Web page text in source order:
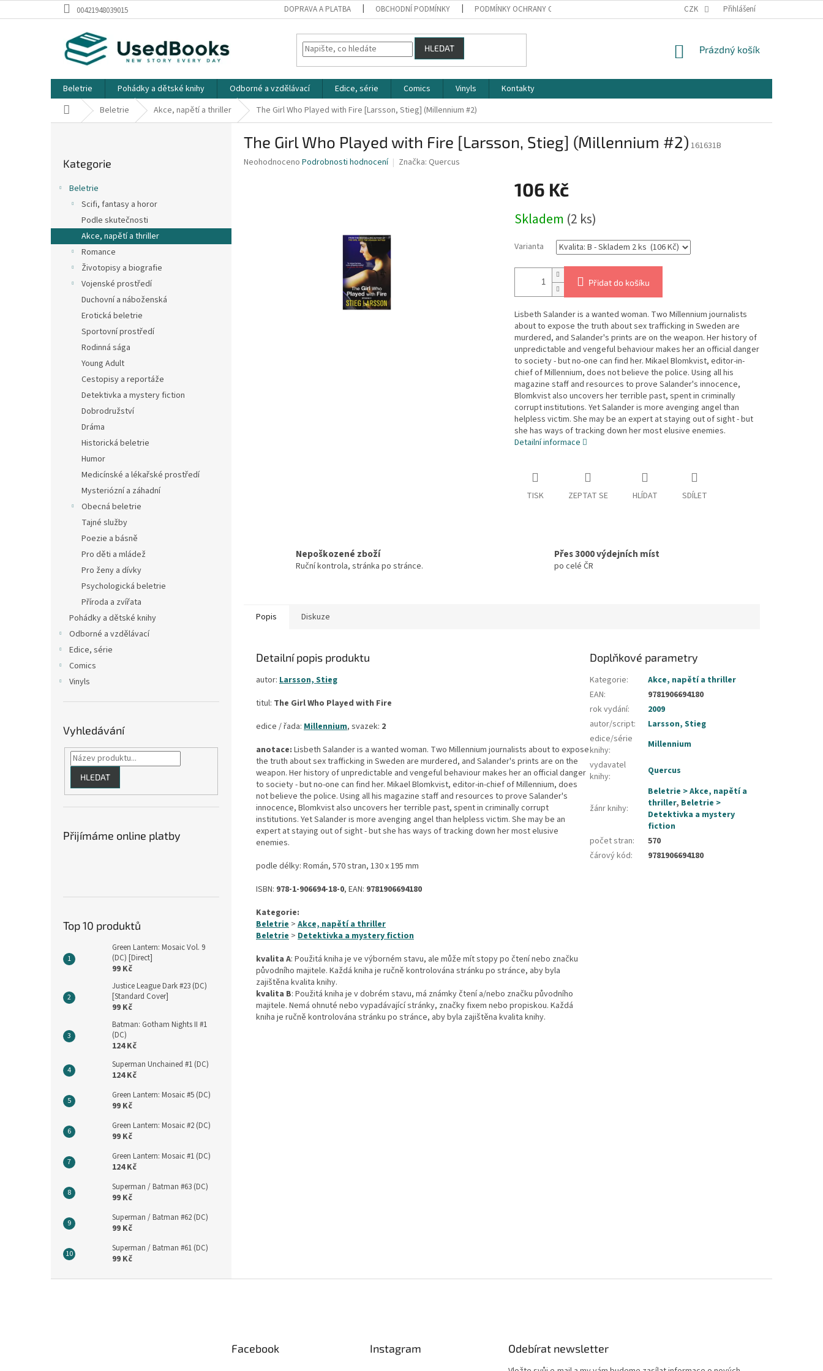
na
00421948039015 DOPRAVA A PLATBA OBCHODNÍ PODMÍNKY PODMÍNKY OCHRANY OSOBNÍCH ÚDAJŮ CZK Přihlášení
HLEDAT
NÁKUPNÍ
Prázdný košík
Beletrie Pohádky a dětské knihy Odborné a vzdělávací Edice, série Comics Vinyls
Kontakty
Domů Beletrie Akce, napětí a thriller The Girl Who Played with Fire [Larsson, Stieg] (Millennium #2)
kategorie
Kategorie
Beletrie
Scifi, fantasy a horor
Podle skutečnosti
Akce, napětí a thriller
Romance
Životopisy a biografie
Vojenské prostředí
Duchovní a náboženská
Erotická beletrie
Sportovní prostředí
Rodinná sága
Young Adult
Cestopisy a reportáže
Detektivka a mystery fiction
Dobrodružství
Dráma
Historická beletrie
Humor
Medicínské a lékařské prostředí
Mysteriózní a záhadní
Obecná beletrie
Tajné služby
Poezie a básně
Pro děti a mládež
Pro ženy a dívky
Psychologická beletrie
Příroda a zvířata
Pohádky a dětské knihy
Odborné a vzdělávací
Edice, série
Comics
Vinyls
Vyhledávání
HLEDAT
Přijímáme online platby
Top 10 produktů
Green Lantern: Mosaic Vol. 9
(DC) [Direct]
99 Kč
Justice League Dark #23 (DC)
[Standard Cover]
99 Kč
Batman: Gotham Nights II #1
(DC)
124 Kč
Superman Unchained #1 (DC)
124 Kč
Green Lantern: Mosaic #5 (DC)
99 Kč
Green Lantern: Mosaic #2 (DC)
99 Kč
Green Lantern: Mosaic #1 (DC)
124 Kč
Superman / Batman #63 (DC)
99 Kč
Superman / Batman #62 (DC)
99 Kč
Superman / Batman #61 (DC)
99 Kč
The Girl Who Played with Fire [Larsson, Stieg] (Millennium #2) 161631B
Průměrné
Neohodnoceno Podrobnosti hodnocení Značka: Quercus
106 Kč
cena:
Skladem (2 ks)
Varianta
Přidat do košíku
Lisbeth Salander is a wanted woman. Two Millennium journalists
about to expose the truth about sex trafficking in Sweden are
murdered, and Salander's prints are on the weapon. Her history of
unpredictable and vengeful behaviour makes her an official danger
to society - but no-one can find her. Mikael Blomkvist, editor-in-
chief of Millennium, does not believe the police. Using all his
magazine staff and resources to prove Salander's innocence,
Blomkvist also uncovers her terrible past, spent in criminally
corrupt institutions. Yet Salander is more avenging angel than
helpless victim. She may be an expert at staying out of sight - but
she has ways of tracking down her most elusive enemies.
Detailní informace
TISK ZEPTAT SE HLÍDAT SDÍLET
Nepoškozené zboží
Ruční kontrola, stránka po stránce.
Přes 3000 výdejních míst
po celé ČR
Popis Diskuze
Detailní popis produktu
autor: Larsson, Stieg
titul: The Girl Who Played with Fire
edice / řada: Millennium, svazek: 2
anotace: Lisbeth Salander is a wanted woman. Two Millennium journalists about to expose
the truth about sex trafficking in Sweden are murdered, and Salander's prints are on the
weapon. Her history of unpredictable and vengeful behaviour makes her an official danger
to society - but no-one can find her. Mikael Blomkvist, editor-in-chief of Millennium, does
not believe the police. Using all his magazine staff and resources to prove Salander's
innocence, Blomkvist also uncovers her terrible past, spent in criminally corrupt
institutions. Yet Salander is more avenging angel than helpless victim. She may be an
expert at staying out of sight - but she has ways of tracking down her most elusive
enemies.
podle délky: Román, 570 stran, 130 x 195 mm
ISBN: 978-1-906694-18-0, EAN: 9781906694180
Kategorie:
Beletrie > Akce, napětí a thriller
Beletrie > Detektivka a mystery fiction
kvalita A: Použitá kniha je ve výborném stavu, ale může mít stopy po čtení nebo značku
původního majitele. Každá kniha je ručně kontrolována stránku po stránce, aby byla
zajištěna kvalita knihy.
kvalita B: Použitá kniha je v dobrém stavu, má známky čtení a/nebo značku původního
majitele. Nemá ohnuté nebo vypadávající stránky, značky fixem nebo propiskou. Každá
kniha je ručně kontrolována stránku po stránce, aby byla zajištěna kvalita knihy.
Doplňkové parametry
Kategorie:
Akce, napětí a thriller
EAN:
9781906694180
rok vydání:
2009
autor/script:
Larsson, Stieg
edice/série
knihy:
Millennium
vydavatel
knihy: Quercus
žánr knihy:
Beletrie > Akce, napětí a
thriller, Beletrie >
Detektivka a mystery
fiction
počet stran:
570
čárový kód: 9781906694180
Facebook Instagram Odebírat newsletter